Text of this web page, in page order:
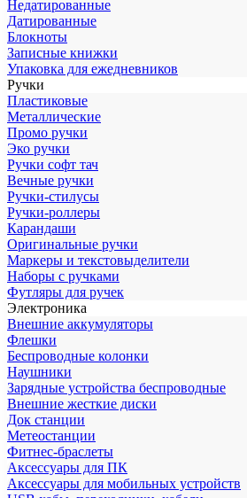
Недатированные
Датированные
Блокноты
Записные книжки
Упаковка для ежедневников
Ручки
Пластиковые
Металлические
Промо ручки
Эко ручки
Ручки софт тач
Вечные ручки
Ручки-стилусы
Ручки-роллеры
Карандаши
Оригинальные ручки
Маркеры и текстовыделители
Наборы с ручками
Футляры для ручек
Электроника
Внешние аккумуляторы
Флешки
Беспроводные колонки
Наушники
Зарядные устройства беспроводные
Внешние жесткие диски
Док станции
Метеостанции
Фитнес-браслеты
Аксессуары для ПК
Аксессуары для мобильных устройств